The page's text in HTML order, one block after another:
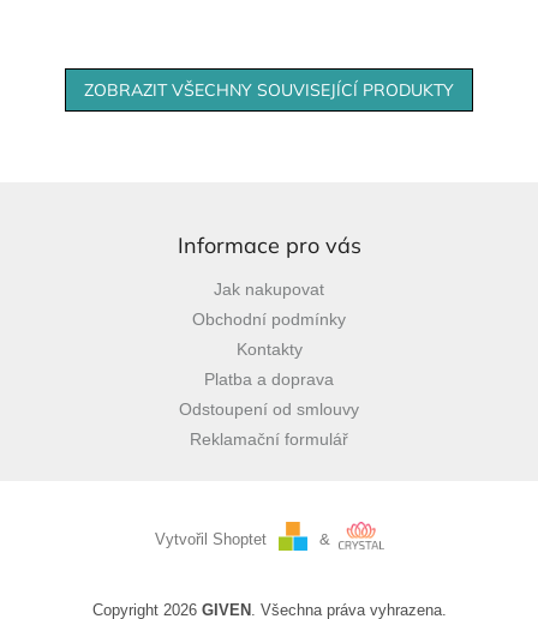
ZOBRAZIT VŠECHNY SOUVISEJÍCÍ PRODUKTY
Informace pro vás
Jak nakupovat
Obchodní podmínky
Kontakty
Platba a doprava
Odstoupení od smlouvy
Reklamační formulář
Vytvořil Shoptet &
Copyright 2026 GIVEN . Všechna práva vyhrazena.